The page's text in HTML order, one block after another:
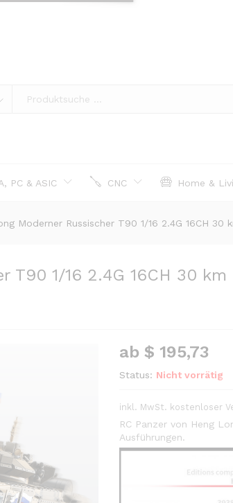
PC & ASIC CNC Home &
Moderner Russischer T90 1/16 2.4G 16CH 30
T90 1/16 2.4G 16CH 30 km
ab $ 195,73
Status: Nicht vorrätig
inkl. MwSt. kostenloser
RC Panzer von Heng
Ausführungen.